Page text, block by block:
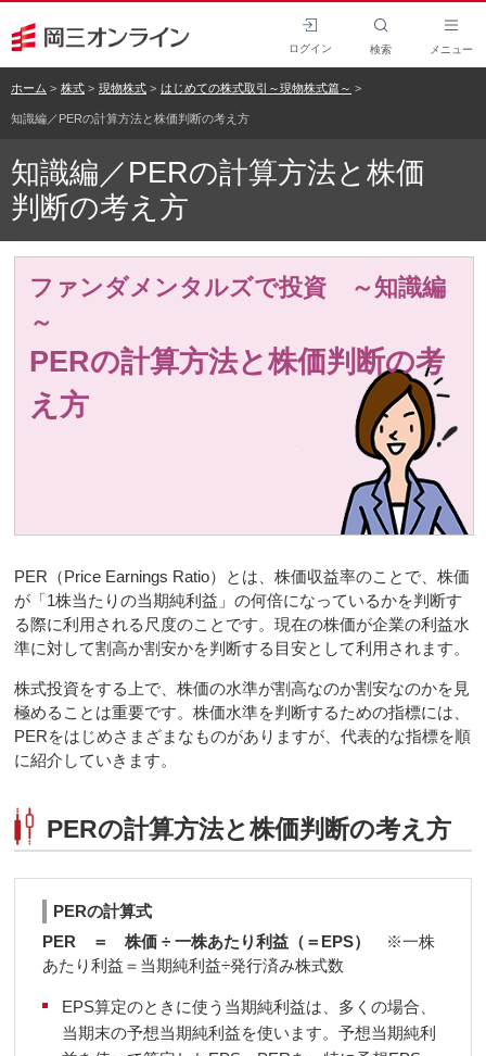
ログイン 検索 メニュー
ホーム 株式 現物株式 はじめての株式取引～現物株式篇～
知識編／PERの計算方法と株価判断の考え方
知識編／PERの計算方法と株価
判断の考え方
ファンダメンタルズで投資 ～知識編
～
PERの計算方法と株価判断の考
え方
PER（Price Earnings Ratio）とは、株価収益率のことで、株価
が「1株当たりの当期純利益」の何倍になっているかを判断す
る際に利用される尺度のことです。現在の株価が企業の利益水
準に対して割高か割安かを判断する目安として利用されます。
株式投資をする上で、株価の水準が割高なのか割安なのかを見
極めることは重要です。株価水準を判断するための指標には、
PERをはじめさまざまなものがありますが、代表的な指標を順
に紹介していきます。
PERの計算方法と株価判断の考え方
PERの計算式
PER ＝ 株価 ÷ 一株あたり利益（＝EPS）
※一株
あたり利益＝当期純利益÷発行済み株式数
EPS算定のときに使う当期純利益は、多くの場合、
当期末の予想当期純利益を使います。予想当期純利